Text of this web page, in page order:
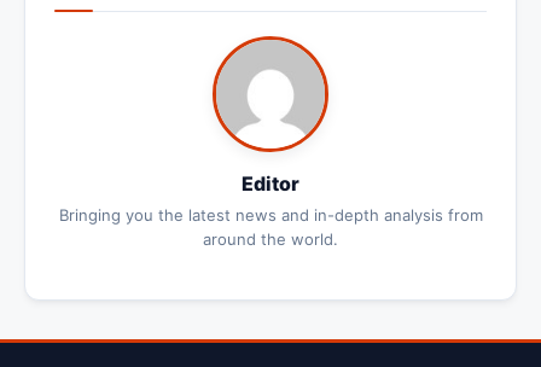
Editor
Bringing you the latest news and in-depth analysis from
around the world.